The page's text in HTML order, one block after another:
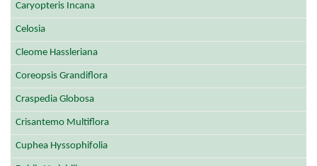
Caryopteris Incana
Celosia
Cleome Hassleriana
Coreopsis Grandiflora
Craspedia Globosa
Crisantemo Multiflora
Cuphea Hyssophifolia